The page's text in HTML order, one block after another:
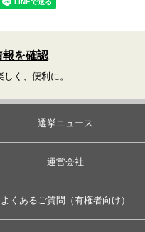
報を確認
く、便利に。
選挙ニュース
運営会社
よくあるご質問（有権者向け）